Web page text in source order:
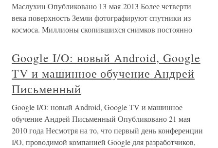
Маслухин Опубликовано 13 мая 2013 Более четверти
века поверхность Земли фотографируют спутники из
космоса. Миллионы скопившихся снимков постоянно
Google I/O: новый Android, Google
TV и машинное обучение Андрей
Письменный
Google I/O: новый Android, Google TV и машинное
обучение Андрей Письменный Опубликовано 21 мая
2010 года Несмотря на то, что первый день конференции
I/O, проводимой компанией Google для разработчиков,